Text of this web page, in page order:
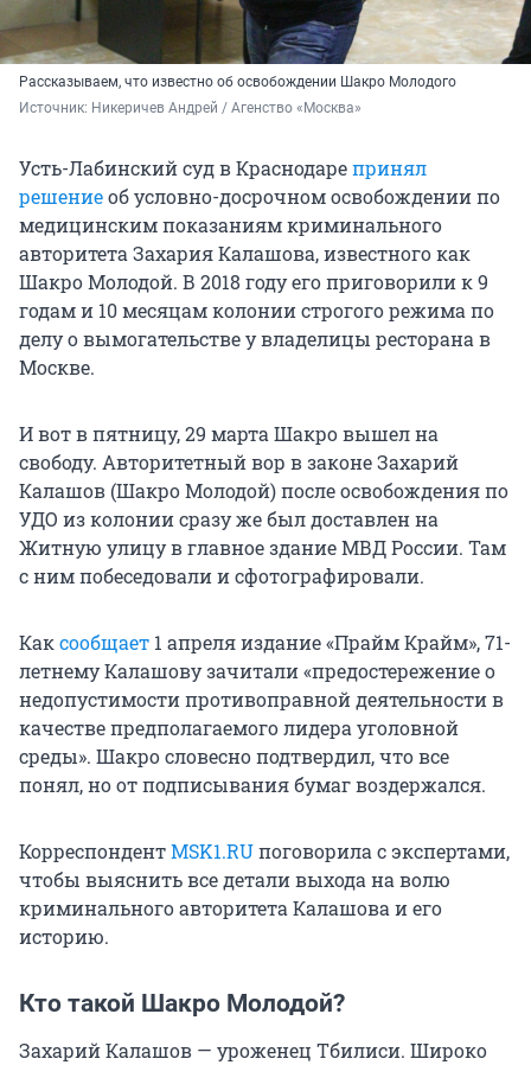
Рассказываем, что известно об освобождении Шакро Молодого
Источник: Никеричев Андрей / Агенство «Москва»
Усть-Лабинский суд в Краснодарепринял
решениеоб условно-досрочном освобождении по
медицинским показаниям криминального
авторитета Захария Калашова, известного как
Шакро Молодой. В 2018 году его приговорили к 9
годам и 10 месяцам колонии строгого режима по
делу о вымогательстве у владелицы ресторана в
Москве.
И вот в пятницу, 29 марта Шакро вышел на
свободу. Авторитетный вор в законе Захарий
Калашов (Шакро Молодой) после освобождения по
УДО из колонии сразу же был доставлен на
Житную улицу в главное здание МВД России. Там
с ним побеседовали и сфотографировали.
Каксообщает 1 апреля издание «Прайм Крайм», 71-
летнему Калашову зачитали «предостережение о
недопустимости противоправной деятельности в
качестве предполагаемого лидера уголовной
среды». Шакро словесно подтвердил, что все
понял, но от подписывания бумаг воздержался.
КорреспондентMSK1.RUпоговорила с экспертами,
чтобы выяснить все детали выхода на волю
криминального авторитета Калашова и его
историю.
Кто такой Шакро Молодой?
Захарий Калашов — уроженец Тбилиси. Широко